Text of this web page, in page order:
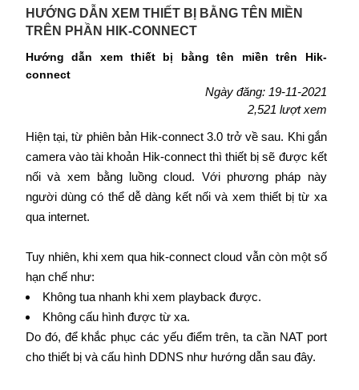
HƯỚNG DẪN XEM THIẾT BỊ BẰNG TÊN MIỀN
TRÊN PHẦN HIK-CONNECT
Hướng dẫn xem thiết bị bằng tên miền trên Hik-
connect
Ngày đăng: 19-11-2021
2,521 lượt xem
Hiện tại, từ phiên bản Hik-connect 3.0 trở về sau. Khi gắn
camera vào tài khoản Hik-connect thì thiết bị sẽ được kết
nối và xem bằng luồng cloud. Với phương pháp này
người dùng có thể dễ dàng kết nối và xem thiết bị từ xa
qua internet.
Tuy nhiên, khi xem qua hik-connect cloud vẫn còn một số
hạn chế như:
Không tua nhanh khi xem playback được.
Không cấu hình được từ xa.
Do đó, để khắc phục các yếu điểm trên, ta cần NAT port
cho thiết bị và cấu hình DDNS như hướng dẫn sau đây.